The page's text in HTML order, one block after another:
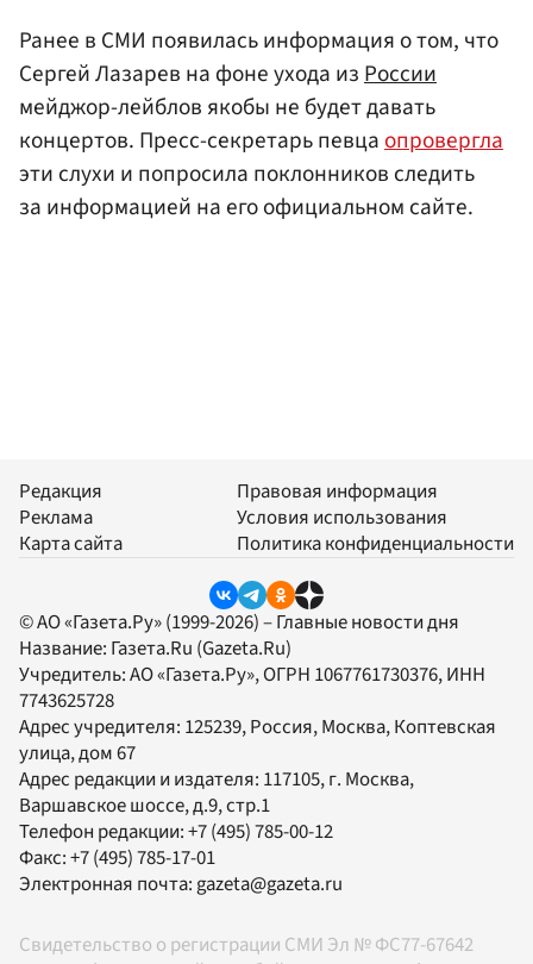
Ранее в СМИ появилась информация о том, что
Сергей Лазарев на фоне ухода изРоссии
мейджор-лейблов якобы не будет давать
концертов. Пресс-секретарь певцаопровергла
эти слухи и попросила поклонников следить
за информацией на его официальном сайте.
Редакция
Реклама
Карта сайта
Правовая информация
Условия использования
Политика конфиденциальности
© АО «Газета.Ру» (1999-2026) – Главные новости дня
Название: Газета.Ru (Gazeta.Ru)
Учредитель:АО «Газета.Ру», ОГРН 1067761730376, ИНН
7743625728
Адрес учредителя: 125239, Россия, Москва, Коптевская
улица, дом 67
Адрес редакции и издателя: 117105, г. Москва,
Варшавское шоссе, д.9, стр.1
Телефон редакции:+7 (495) 785-00-12
Факс:+7 (495) 785-17-01
Электронная почта:gazeta@gazeta.ru
Свидетельство о регистрации СМИ Эл № ФС77-67642